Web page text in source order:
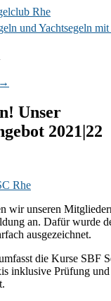
→
Unser
2021|22
wir unseren
an. Dafür wurde
ausgezeichnet.
die Kurse SBF
inklusive Prüfung